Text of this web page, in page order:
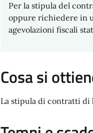
Per la stipula del
oppure richiedere in
agevolazioni fiscali
Cosa si
La stipula di contratti di